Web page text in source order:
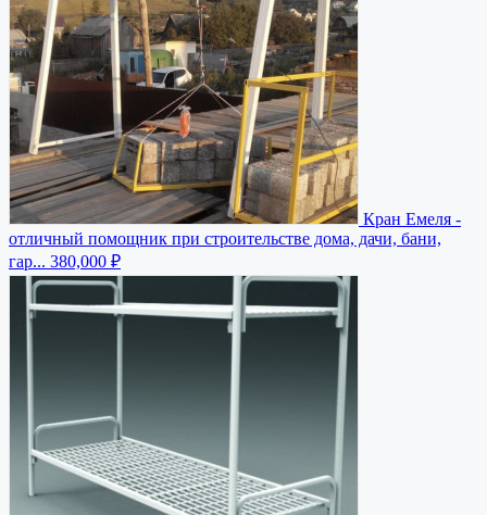
Кран Емеля -
отличный помощник при строительстве дома, дачи, бани,
гар... 380,000 ₽